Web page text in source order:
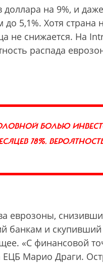
на 9%, и
5,1%. Хотя страна
не снижается. На
распада
БОЛЬЮ
78%.
еврозоны,
банкам и скупивший
«С финансовой
Марио Драги.